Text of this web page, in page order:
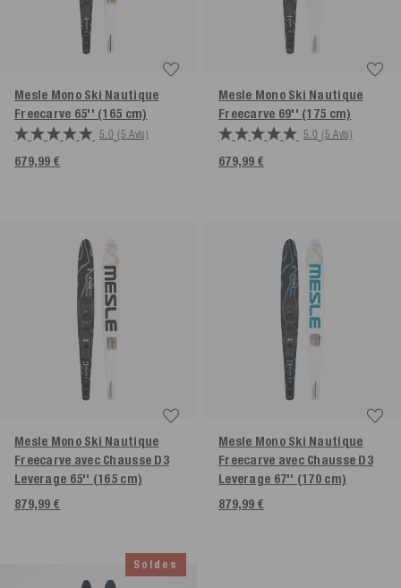
Mesle Mono Ski Nautique
Freecarve 65'' (165 cm)
5.0 (5 Avis)
679,99 €
Mesle Mono Ski Nautique
Freecarve 69'' (175 cm)
5.0 (5 Avis)
679,99 €
Mesle Mono Ski Nautique
Freecarve avec Chausse D3
Leverage 65'' (165 cm)
879,99 €
Mesle Mono Ski Nautique
Freecarve avec Chausse D3
Leverage 67'' (170 cm)
879,99 €
Soldes